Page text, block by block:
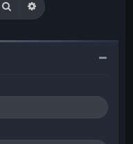
RechercherRecherche avancée